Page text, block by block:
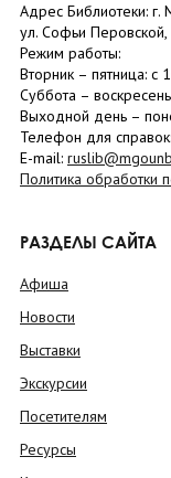
Адрес Библиотеки: г.
ул. Софьи
Режим работы:
Вторник – пятница: с
Суббота – в
Выходной день –
Телефон для справок:
E-mail:
Политика обработки
РАЗДЕЛЫ САЙТА
Афиша
Новости
Выставки
Экскурсии
Посетителям
Ресурсы